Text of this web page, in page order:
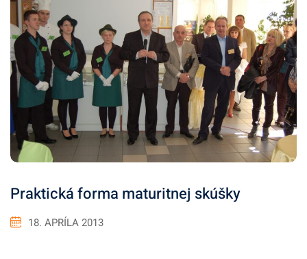
Praktická forma maturitnej skúšky
18. APRÍLA 2013